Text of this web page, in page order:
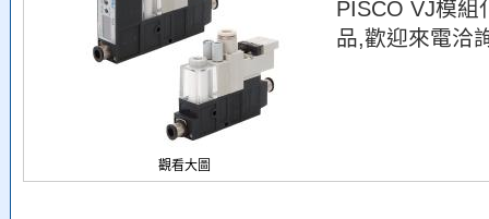
觀看大圖
PISCO VJ模組
品,歡迎來電洽